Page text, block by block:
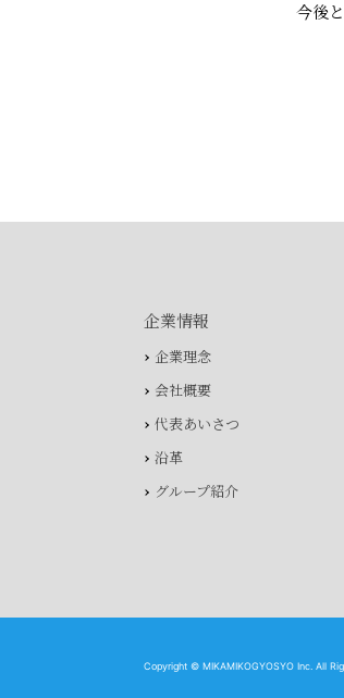
今後
企業情報
企業理念
会社概要
代表あいさつ
沿革
グループ紹介
Copyright © MIKAMIKOGYOSYO Inc. All